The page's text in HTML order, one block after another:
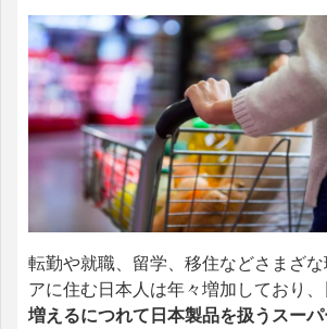
転勤や就職、留学、移住などさまざ
アに住む日本人は年々増加しており、
増えるにつれて日本製品を扱うスー